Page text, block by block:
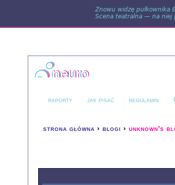
Znowu widzę pułkownika
Scena teatralna — na niej
raporty jak pisać regulamin
strona główna ›blogi ›unknown's